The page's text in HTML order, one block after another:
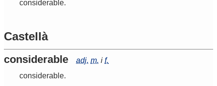
considerable.
Castellà
considerable adj. m. i f.
considerable.